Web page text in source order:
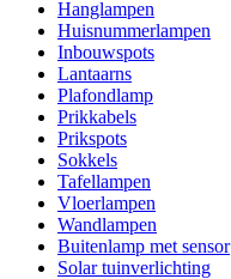
Hanglampen
Huisnummerlampen
Inbouwspots
Lantaarns
Plafondlamp
Prikkabels
Prikspots
Sokkels
Tafellampen
Vloerlampen
Wandlampen
Buitenlamp met sensor
Solar tuinverlichting